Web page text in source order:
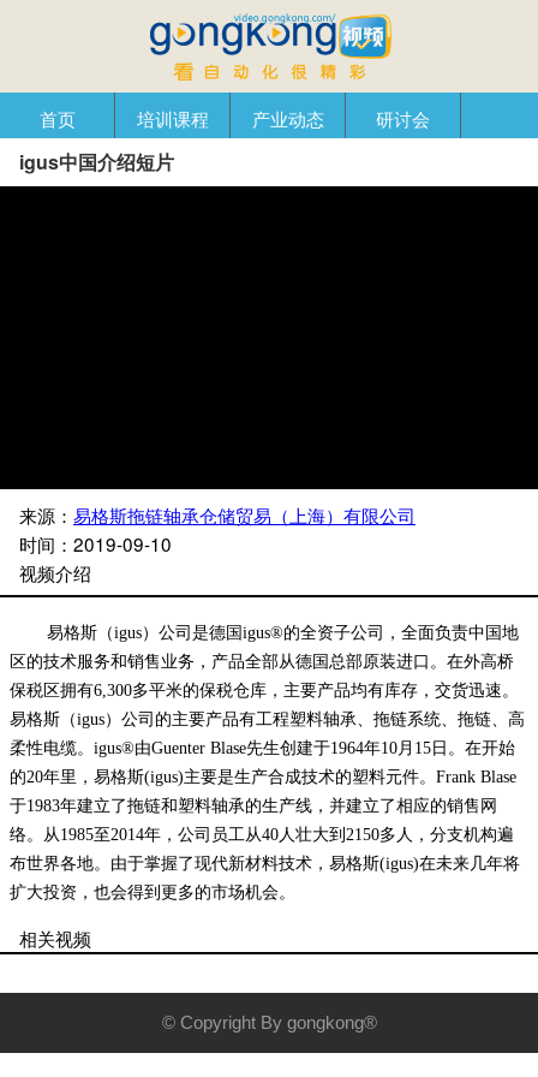
首页 培训课程 产业动态
研讨会
产品在线
自动化播客
igus中国介绍短片
来源： 易格斯拖链轴承仓储贸易（上海）有限公司
时间： 2019-09-10
视频介绍
易格斯（igus）公司是德国igus®的全资子公司，全面负责中国地
区的技术服务和销售业务，产品全部从德国总部原装进口。在外高桥
保税区拥有6,300多平米的保税仓库，主要产品均有库存，交货迅速。
易格斯（igus）公司的主要产品有工程塑料轴承、拖链系统、拖链、高
柔性电缆。 igus®由Guenter Blase先生创建于1964年10月15日。在开始
的20年里，易格斯(igus)主要是生产合成技术的塑料元件。Frank Blase
于1983年建立了拖链和塑料轴承的生产线，并建立了相应的销售网
络。 从1985至2014年，公司员工从40人壮大到2150多人，分支机构遍
布世界各地。由于掌握了现代新材料技术，易格斯(igus)在未来几年将
扩大投资，也会得到更多的市场机会。
相关视频
© Copyright By gongkong®